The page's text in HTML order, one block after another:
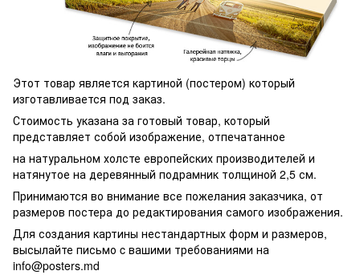
Этот товар является картиной (постером) который
изготавливается под заказ.
Стоимость указана за готовый товар, который
представляет собой изображение, отпечатанное
на натуральном холсте европейских производителей и
натянутое на деревянный подрамник толщиной 2,5 см.
Принимаются во внимание все пожелания заказчика, от
размеров постера до редактирования самого изображения.
Для создания картины нестандартных форм и размеров,
высылайте письмо c вашими требованиями на
info@posters.md